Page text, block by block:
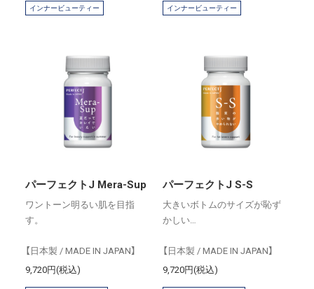
インナービューティー インナービューティー
パーフェクトJ Mera-Sup
ワントーン明るい肌を目指
す。
【日本製 / MADE IN JAPAN】
9,720円(税込)
パーフェクトJ S-S
大きいボトムのサイズが恥ず
かしい…
【日本製 / MADE IN JAPAN】
9,720円(税込)